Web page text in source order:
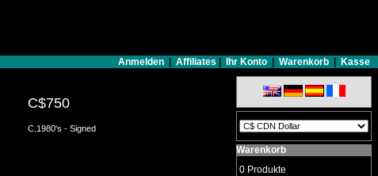
Anmelden Affiliates Ihr Konto Warenkorb Kasse
C$750
C.1980's - Signed
Warenkorb
0 Produkte